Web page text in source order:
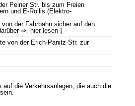
Peiner Str. bis zum Freien
und E-Rollis (Elektro-
der Fahrbahn sicher auf den
⇒[ hier lesen ]
von der Erich-Panitz-Str. zur
die Verkehrsanlagen, die auch die